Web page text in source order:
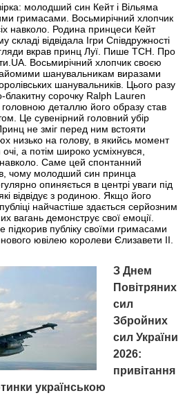
молодший син Кейт і Вільяма
гримасами. Восьмирічний хлопчик
навколо. Родина принцеси Кейт
відвідала Ігри Співдружності
вкрав принц Луї. Пише ТСН. Про
Восьмирічний хлопчик своєю
шанувальникам виразами
шанувальників. Цього разу
блакитну сорочку Ralph Lauren
деталлю його образу став
Це сувенірний головний убір
не зміг перед ним встояти
низько на голову, в якийсь момент
а потім широко усміхнувся,
Саме цей спонтанний
чому молодший син принца
опиняється в центрі уваги під
відвідує з родиною. Якщо його
найчастіше здається серйозним
вагань демонструє свої емоції.
публіку своїми гримасами
ювілею королеви Єлизавети II.
З Днем
Повітряних
сил
Збройних
сил України
2026:
привітання
українською